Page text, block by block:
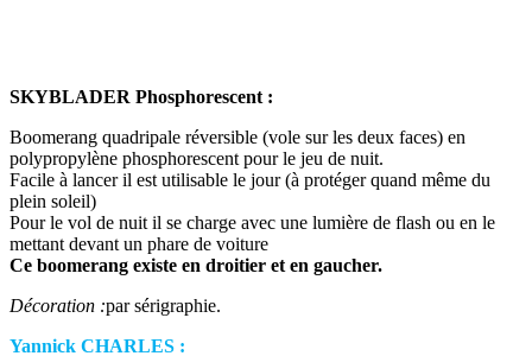
SKYBLADER Phosphorescent :
Boomerang quadripale réversible (vole sur les deux faces) en
polypropylène phosphorescent pour le jeu de nuit.
Facile à lancer il est utilisable le jour (à protéger quand même du
plein soleil)
Pour le vol de nuit il se charge avec une lumière de flash ou en le
mettant devant un phare de voiture
Ce boomerang existe en droitier et en gaucher.
Décoration :par sérigraphie.
Yannick CHARLES :